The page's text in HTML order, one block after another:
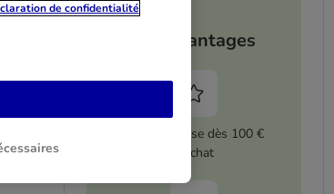
Vos avantages
5 % de remise dès 100 €
d'achat
de confidentialité